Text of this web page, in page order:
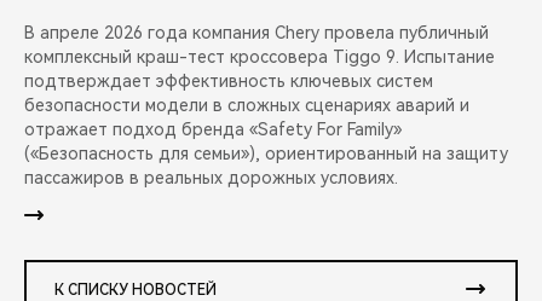
В апреле 2026 года компания Chery провела публичный
комплексный краш-тест кроссовера Tiggo 9. Испытание
подтверждает эффективность ключевых систем
безопасности модели в сложных сценариях аварий и
отражает подход бренда «Safety For Family»
(«Безопасность для семьи»), ориентированный на защиту
пассажиров в реальных дорожных условиях.
К СПИСКУ НОВОСТЕЙ